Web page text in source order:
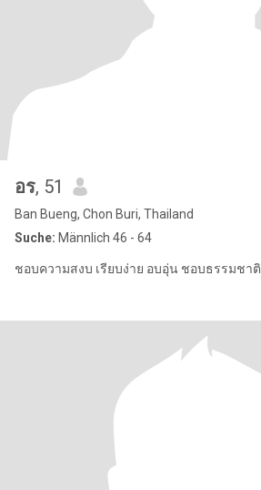
อร, 51
Ban Bueng, Chon Buri, Thailand
Suche: Männlich 46 - 64
ชอบความสงบ เรียบง่าย อบอุ่น ชอบธรรมชาติ